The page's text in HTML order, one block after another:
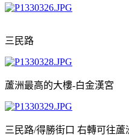
三民路
蘆洲最高的大樓-白金漢宮
三民路/得勝街口 右轉可往